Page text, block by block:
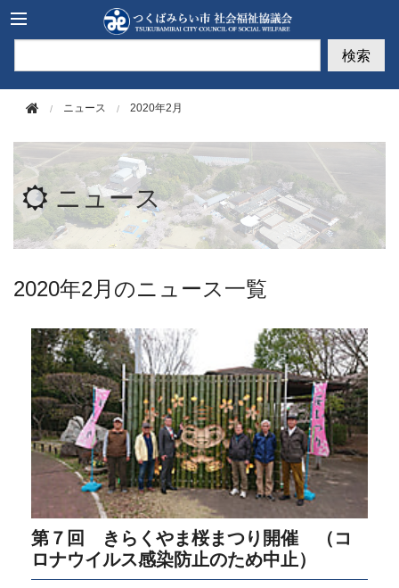
検索
ニュース 2020年2月
ニュース
2020年2月のニュース一覧
第７回 きらくやま桜まつり開催 （コ
ロナウイルス感染防止のため中止）